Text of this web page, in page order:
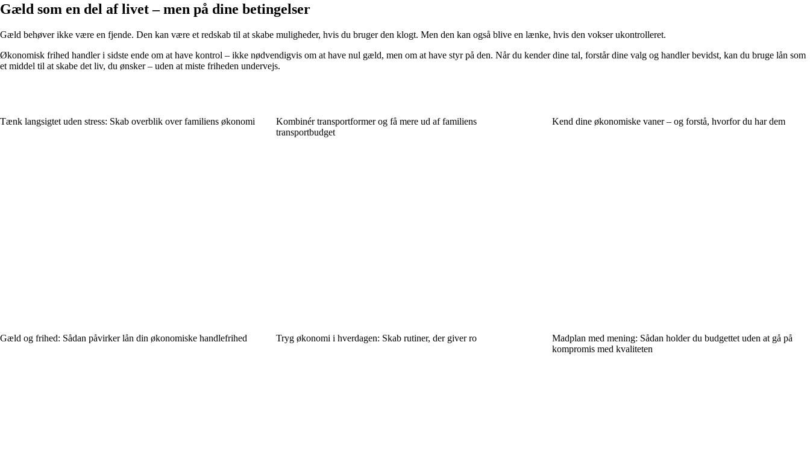
Gæld som en del af livet – men på dine betingelser
Gæld behøver ikke være en fjende. Den kan være et redskab til at skabe muligheder, hvis du bruger den klogt. Men den kan også blive en lænke, hvis den vokser ukontrolleret.
Økonomisk frihed handler i sidste ende om at have kontrol – ikke nødvendigvis om at have nul gæld, men om at have styr på den. Når du kender dine tal, forstår dine valg og handler bevidst, kan du bruge lån som
et middel til at skabe det liv, du ønsker – uden at miste friheden undervejs.
Tænk langsigtet uden stress: Skab overblik over familiens økonomi
Kombinér transportformer og få mere ud af familiens
transportbudget
Kend dine økonomiske vaner – og forstå, hvorfor du har dem
Gæld og frihed: Sådan påvirker lån din økonomiske handlefrihed Tryg økonomi i hverdagen: Skab rutiner, der giver ro
Madplan med mening: Sådan holder du budgettet uden at gå på
kompromis med kvaliteten